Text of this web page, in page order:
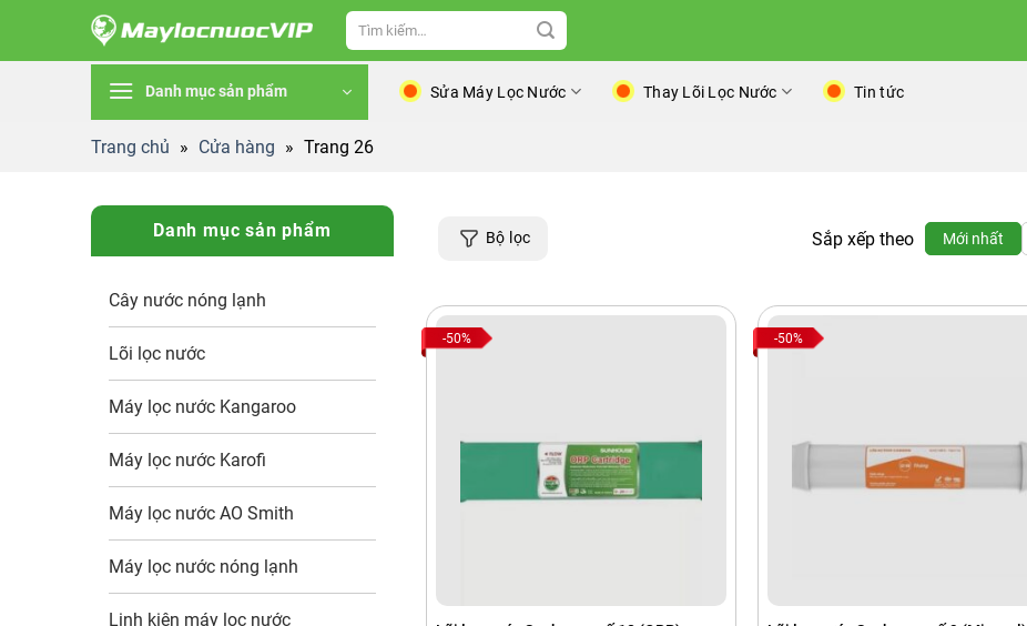
content
Tìm
kiếm:
Danh mục sản phẩm Sửa Máy Lọc Nước Thay Lõi Lọc Nước Tin tức
Trang chủ » Cửa hàng » Trang 26
Danh mục sản phẩm
Cây nước nóng lạnh
Lõi lọc nước
Máy lọc nước Kangaroo
Máy lọc nước Karofi
Máy lọc nước AO Smith
Máy lọc nước nóng lạnh
Linh kiện máy lọc nước
Bộ lọc Sắp xếp theo Mới nhất
-50% -50%